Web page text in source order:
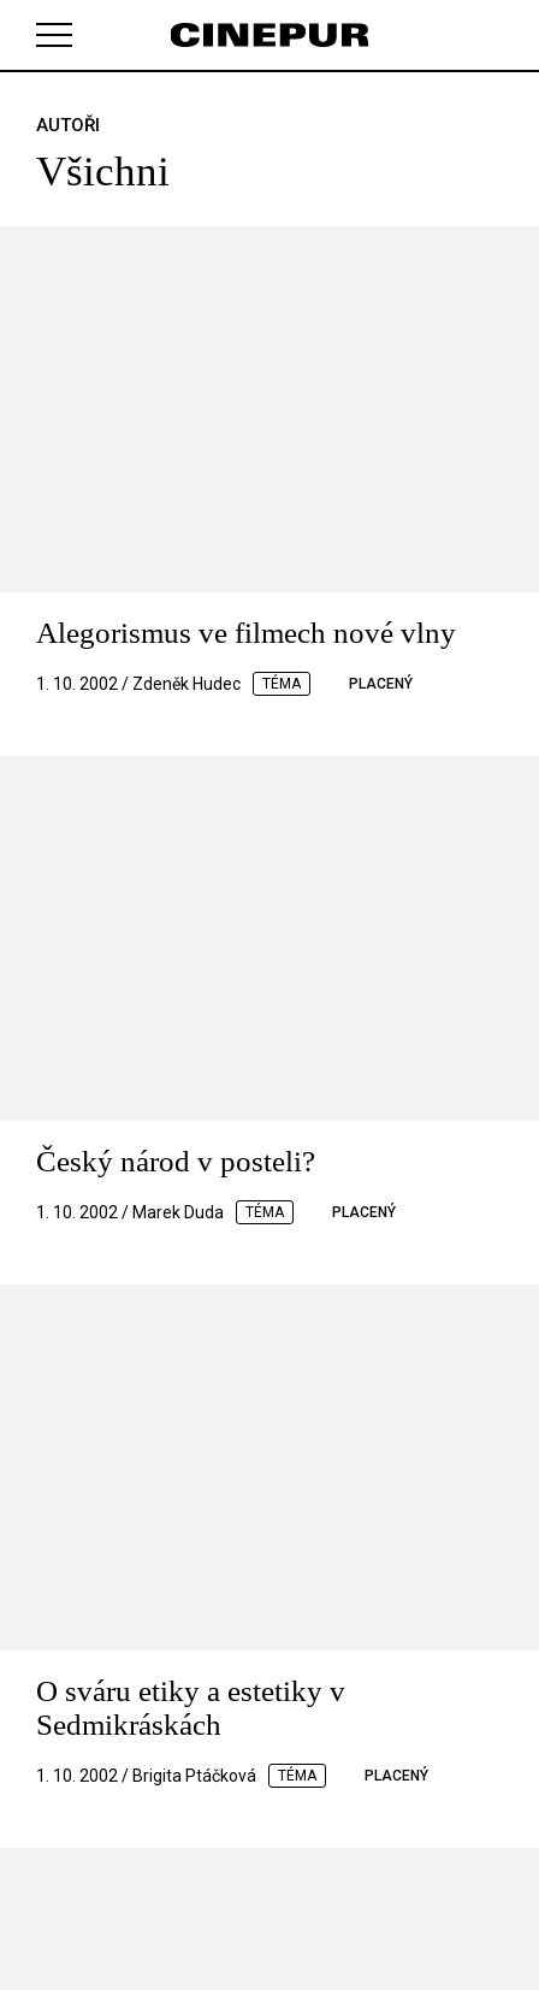
AUTOŘI
Všichni
Alegorismus ve filmech nové vlny
1. 10. 2002 / Zdeněk Hudec TÉMA PLACENÝ
Český národ v posteli?
1. 10. 2002 / Marek Duda TÉMA PLACENÝ
O sváru etiky a estetiky v
Sedmikráskách
1. 10. 2002 / Brigita Ptáčková TÉMA PLACENÝ